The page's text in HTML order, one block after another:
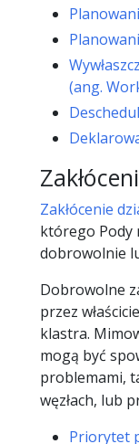
(ang.
Zakłócenie
którego Pody
dobrowolnie
Dobrowolne
przez
klastra.
mogą być
problemami,
węzłach, lub
Priorytet